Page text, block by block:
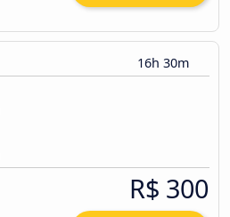
16h 30m
R$ 300